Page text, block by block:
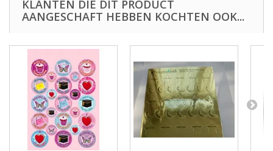
KLANTEN DIE DIT PRODUCT
AANGESCHAFT HEBBEN KOCHTEN OOK...